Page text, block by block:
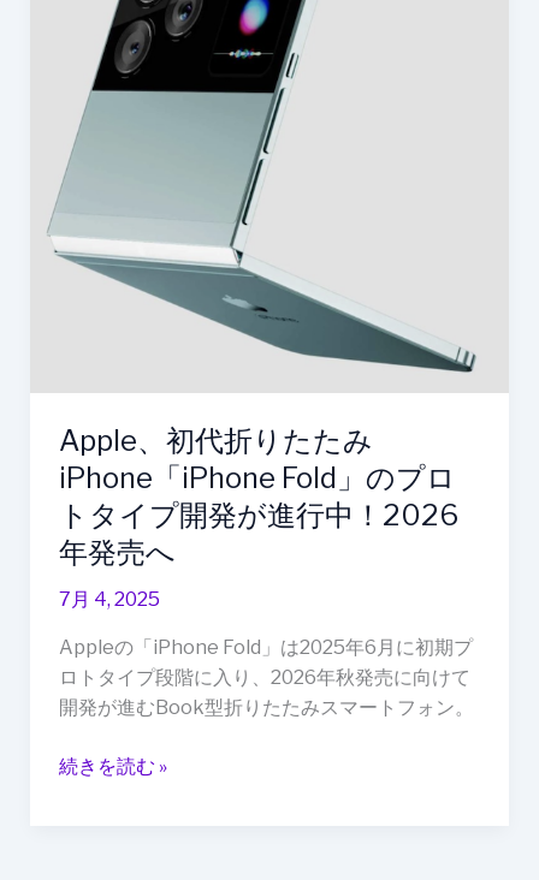
Apple、初代折りたたみ
iPhone「iPhone Fold」のプロ
トタイプ開発が進行中！2026
年発売へ
7月 4, 2025
Appleの「iPhone Fold」は2025年6月に初期プ
ロトタイプ段階に入り、2026年秋発売に向けて
開発が進むBook型折りたたみスマートフォン。
み
iPhone「iPhone
Fold」
プ
開
発
が
進
行
中！
年
発
売
続きを読む »